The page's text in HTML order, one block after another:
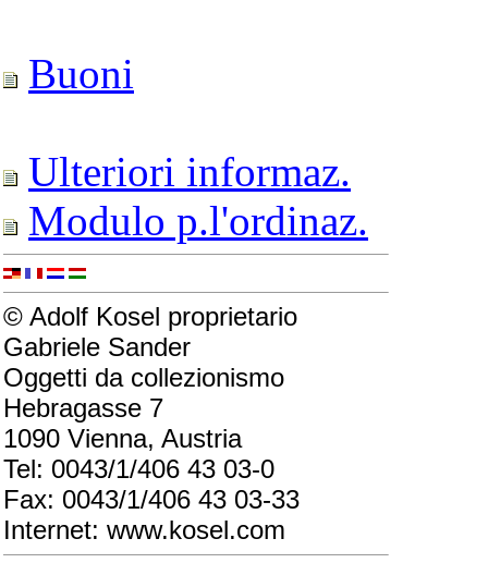
Buoni
Ulteriori informaz.
Modulo p.l'ordinaz.
© Adolf Kosel proprietario
Gabriele Sander
Oggetti da collezionismo
Hebragasse 7
1090 Vienna, Austria
Tel: 0043/1/406 43 03-0
Fax: 0043/1/406 43 03-33
Internet: www.kosel.com